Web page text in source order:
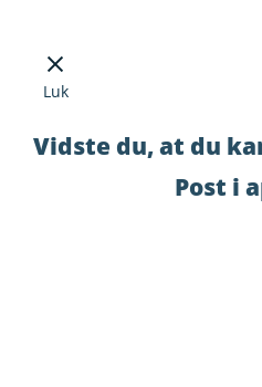
Luk
Vidste du, at du
Post i